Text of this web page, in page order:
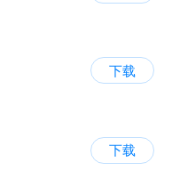
下载
下载